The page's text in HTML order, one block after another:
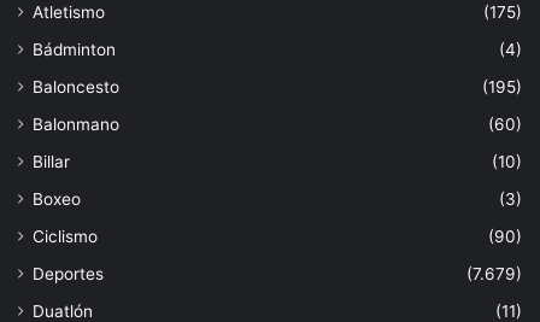
Atletismo
(175)
Bádminton
(4)
Baloncesto
(195)
Balonmano
(60)
Billar
(10)
Boxeo
(3)
Ciclismo
(90)
Deportes
(7.679)
Duatlón
(11)